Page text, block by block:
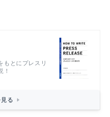
もとにプレスリ
！
る